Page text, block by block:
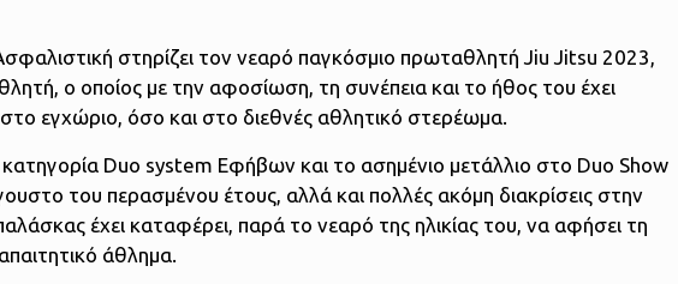
στηρίζει τον νεαρό παγκόσμιο πρωταθλητή Jiu Jitsu 2023,
ο οποίος με την αφοσίωση, τη συνέπεια και το ήθος του έχει
εγχώριο, όσο και στο διεθνές αθλητικό στερέωμα.
Duo system Εφήβων και το ασημένιο μετάλλιο στο Duo Show
του περασμένου έτους, αλλά και πολλές ακόμη διακρίσεις στην
έχει καταφέρει, παρά το νεαρό της ηλικίας του, να αφήσει τη
άθλημα.